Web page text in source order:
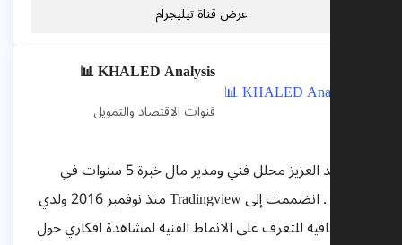
عرض قناة تيليجرام
KHALED Analysis 📊
قنوات الاقتصاد والتمويل
خالد عبد العزيز محلل فني ومدير مال خبرة 5 سنوات في
التداول . انضممت إلى Tradingview منذ نوفمبر 2016 ولدي
مهارة كافية للتعرف على الانماط الفنية لمشاهدة افكاري حول